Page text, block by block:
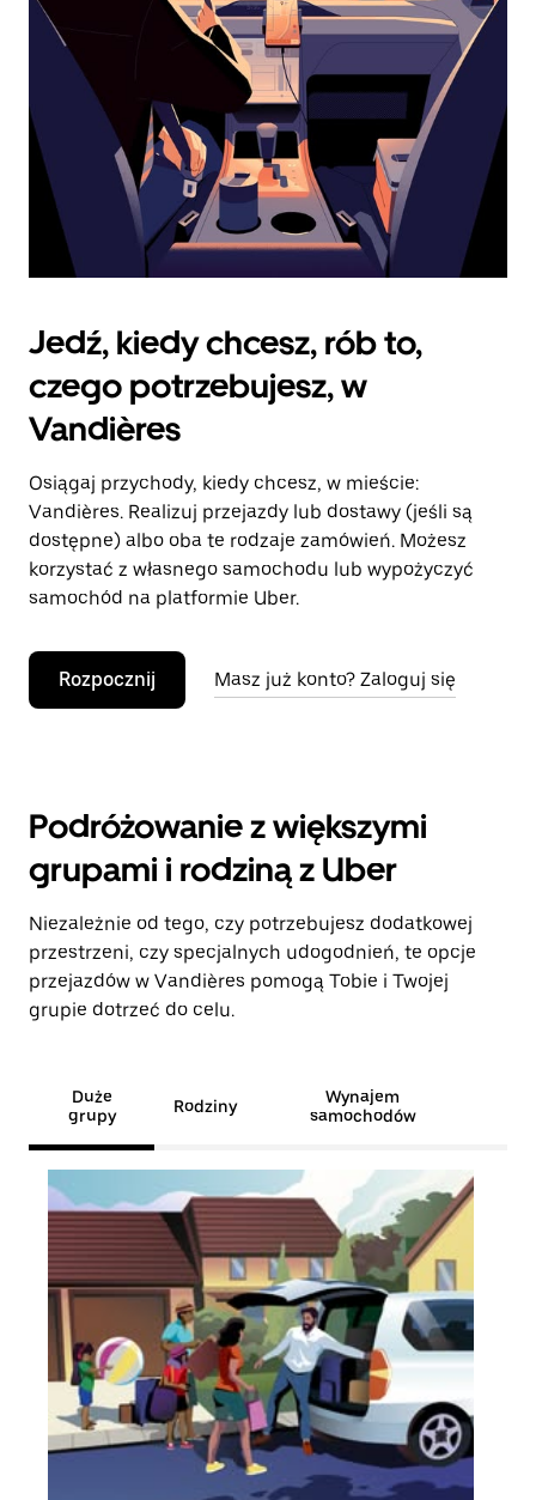
kalendarz.
Jedź, kiedy chcesz, rób to,
czego potrzebujesz, w
Vandières
Osiągaj przychody, kiedy chcesz, w mieście:
Vandières. Realizuj przejazdy lub dostawy (jeśli są
dostępne) albo oba te rodzaje zamówień. Możesz
korzystać z własnego samochodu lub wypożyczyć
samochód na platformie Uber.
Rozpocznij Masz już konto? Zaloguj się
Podróżowanie z większymi
grupami i rodziną z Uber
Niezależnie od tego, czy potrzebujesz dodatkowej
przestrzeni, czy specjalnych udogodnień, te opcje
przejazdów w Vandières pomogą Tobie i Twojej
grupie dotrzeć do celu.
Duże
grupy
Rodziny
Wynajem
samochodów